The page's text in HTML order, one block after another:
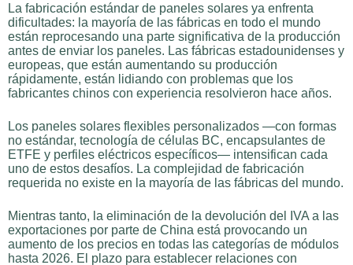
La fabricación estándar de paneles solares ya enfrenta
dificultades: la mayoría de las fábricas en todo el mundo
están reprocesando una parte significativa de la producción
antes de enviar los paneles. Las fábricas estadounidenses y
europeas, que están aumentando su producción
rápidamente, están lidiando con problemas que los
fabricantes chinos con experiencia resolvieron hace años.
Los paneles solares flexibles personalizados —con formas
no estándar, tecnología de células BC, encapsulantes de
ETFE y perfiles eléctricos específicos— intensifican cada
uno de estos desafíos. La complejidad de fabricación
requerida no existe en la mayoría de las fábricas del mundo.
Mientras tanto, la eliminación de la devolución del IVA a las
exportaciones por parte de China está provocando un
aumento de los precios en todas las categorías de módulos
hasta 2026. El plazo para establecer relaciones con